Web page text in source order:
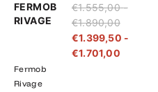
FERMOB
RIVAGE
Fermob
Rivage
€1.555,00 -
€1.890,00tot
€1.399,50 -
€1.701,00
tot